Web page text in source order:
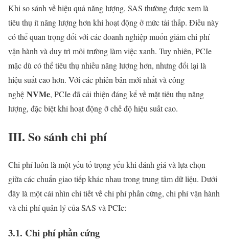
Khi so sánh về hiệu quả năng lượng, SAS thường được xem là
tiêu thụ ít năng lượng hơn khi hoạt động ở mức tải thấp. Điều này
có thể quan trọng đối với các doanh nghiệp muốn giảm chi phí
vận hành và duy trì môi trường làm việc xanh. Tuy nhiên, PCIe
mặc dù có thể tiêu thụ nhiều năng lượng hơn, nhưng đổi lại là
hiệu suất cao hơn. Với các phiên bản mới nhất và công
nghệ NVMe, PCIe đã cải thiện đáng kể về mặt tiêu thụ năng
lượng, đặc biệt khi hoạt động ở chế độ hiệu suất cao.
III. So sánh chi phí
Chi phí luôn là một yếu tố trọng yếu khi đánh giá và lựa chọn
giữa các chuẩn giao tiếp khác nhau trong trung tâm dữ liệu. Dưới
đây là một cái nhìn chi tiết về chi phí phần cứng, chi phí vận hành
và chi phí quản lý của SAS và PCIe:
3.1. Chi phí phần cứng